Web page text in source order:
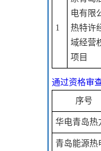
1
电有限
热特许
域经营
项目
通过资格审
序号
华电青岛热
青岛能源热